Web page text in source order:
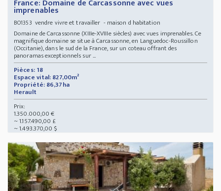
France: Domaine de Carcassonne avec vues
imprenables
BO1353 vendre vivre et travailler - maison d habitation
Domaine de Carcassonne (XIIIe-XVIIIe siècles) avec vues imprenables. Ce
magnifique domaine se situe à Carcassonne, en Languedoc-Roussillon
(Occitanie), dans le sud de la France, sur un coteau offrant des
panoramas exceptionnels sur ...
Pièces: 18
Espace vital: 827,00m²
Propriété: 86,37ha
Herault
Prix:
1.350.000,00 €
~ 1.157.490,00 £
~ 1.493.370,00 $